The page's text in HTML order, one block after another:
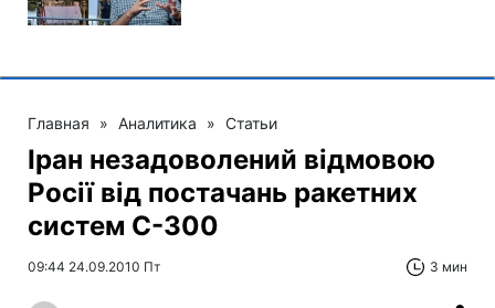
Главная » Аналитика » Статьи
Іран незадоволений відмовою
Росії від постачань ракетних
систем С-300
09:44 24.09.2010 Пт 3 мин